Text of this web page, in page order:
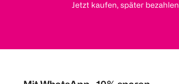
Jetzt kaufen, später bezahlen